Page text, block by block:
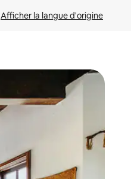
Afficher la langue d'origine